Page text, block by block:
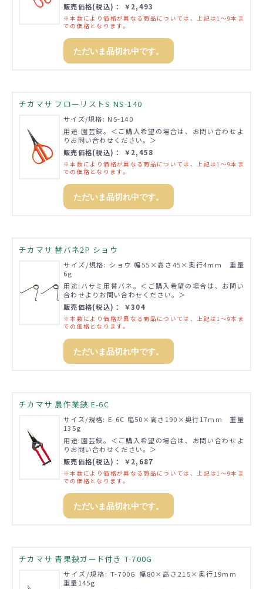
販売価格(税込)： ￥2,493
※本数により価格が異なる商品については、上記は1～9本ま
での価格となります。
ただいま品切れ中です。
チカマサ フローリストS NS-140
サイズ/規格: NS-140
用途:園芸鋏。＜ご購入希望の場合は、お問い合わせよ
りお問い合わせください。＞
販売価格(税込)： ￥2,458
※本数により価格が異なる商品については、上記は1～9本ま
での価格となります。
ただいま品切れ中です。
チカマサ 替バネ2P ショウ
サイズ/規格: ショウ 幅55×高さ45×奥行4mm 重量
6g
用途:ハサミ用替バネ。＜ご購入希望の場合は、お問い
合わせよりお問い合わせください。＞
販売価格(税込)： ￥304
※本数により価格が異なる商品については、上記は1～9本ま
での価格となります。
ただいま品切れ中です。
チカマサ 農作業鋏 E-6C
サイズ/規格: E-6C 幅50×高さ190×奥行17mm 重量
135g
用途:園芸鋏。＜ご購入希望の場合は、お問い合わせよ
りお問い合わせください。＞
販売価格(税込)： ￥2,687
※本数により価格が異なる商品については、上記は1～9本ま
での価格となります。
ただいま品切れ中です。
チカマサ 青果鋏ガード付き T-700G
サイズ/規格: T-700G 幅80×高さ215×奥行19mm
重量145g